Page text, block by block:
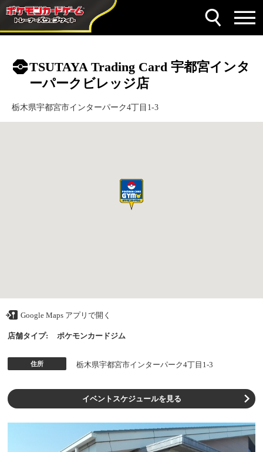
TSUTAYA Trading Card 宇都宮インタ
ーパークビレッジ店
栃木県宇都宮市インターパーク4丁目1-3
Google Maps アプリで開く
店舗タイプ: ポケモンカードジム
住所 栃木県宇都宮市インターパーク4丁目1-3
イベントスケジュールを見る